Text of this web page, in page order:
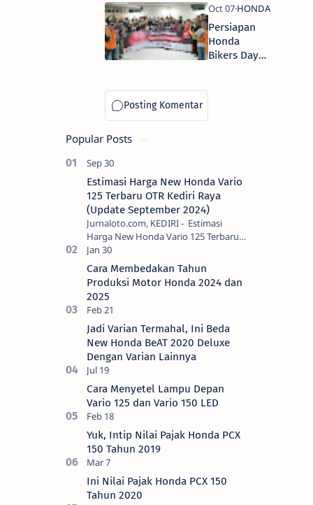
Diskon Jasa
Servis 10
Ribu Rupiah
Persiapan
Honda
Bikers Day
Popular Posts
Estimasi Harga New Honda Vario
125 Terbaru OTR Kediri Raya
(Update September 2024)
Jurnaloto.com, KEDIRI - Estimasi
Harga New Honda Vario 125 Terbaru
OTR Kediri Raya (Update September
2024) Brosis sekalian, PT Astra Honda
Motor (AH…
Cara Membedakan Tahun
Produksi Motor Honda 2024 dan
2025
Jadi Varian Termahal, Ini Beda
New Honda BeAT 2020 Deluxe
Dengan Varian Lainnya
Cara Menyetel Lampu Depan
Vario 125 dan Vario 150 LED
Yuk, Intip Nilai Pajak Honda PCX
150 Tahun 2019
Ini Nilai Pajak Honda PCX 150
Tahun 2020